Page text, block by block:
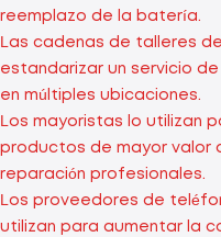
reemplazo de la batería.
Las cadenas de talleres
estandarizar un servicio
en múltiples ubicaciones.
Los mayoristas lo utilizan
productos de mayor valor
reparación profesionales.
Los proveedores de
utilizan para aumentar la